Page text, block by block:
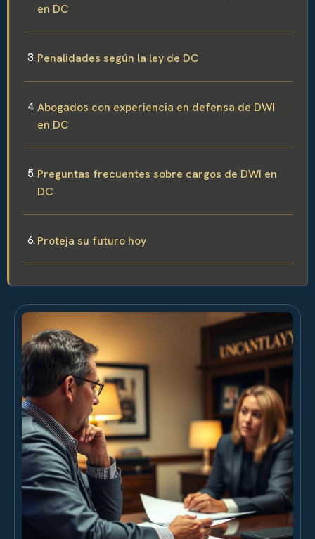
en DC
Penalidades según la ley de DC
Abogados con experiencia en defensa de DWI
en DC
Preguntas frecuentes sobre cargos de DWI en
DC
Proteja su futuro hoy